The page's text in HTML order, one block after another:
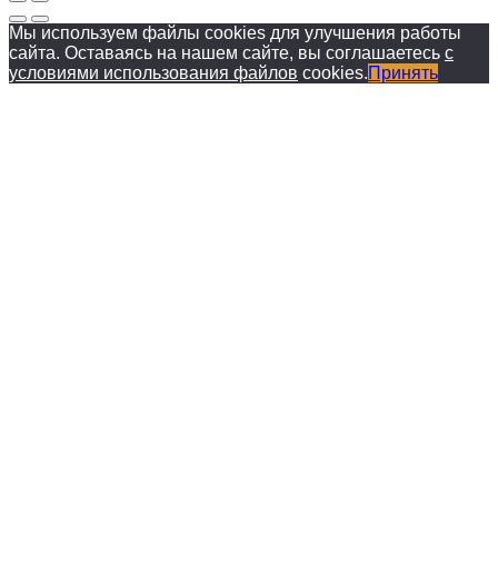
Мы используем файлы cookies для улучшения работы
сайта. Оставаясь на нашем сайте, вы соглашаетесь с
условиями использования файлов cookies.Принять